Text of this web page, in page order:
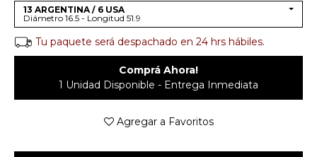
13 ARGENTINA / 6 USA
Diámetro 16.5 - Longitud 51.9
Tu paquete será despachado en 24 hrs hábiles.
Comprá Ahora!
1 Unidad Disponible - Entrega Inmediata
Agregar a Favoritos